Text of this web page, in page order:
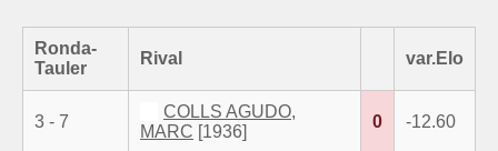
Ronda-
Tauler
Rival var.Elo
3 - 7
COLLS AGUDO,
MARC [1936]
0 -12.60